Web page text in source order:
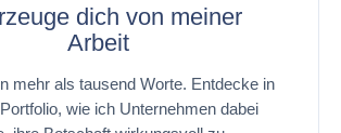
dich von meiner
Arbeit
mehr als tausend Worte. Entdecke in
wie ich Unternehmen dabei